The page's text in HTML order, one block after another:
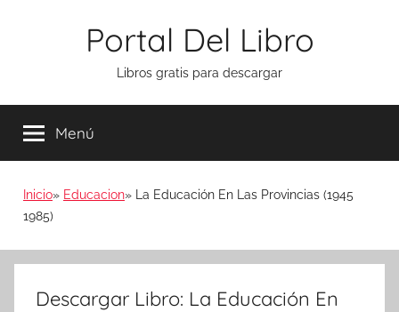
Portal Del Libro
Libros gratis para descargar
Menú
Inicio Educacion
La Educación En Las Provincias (1945
1985)
Descargar Libro: La Educación En